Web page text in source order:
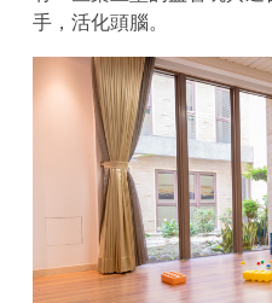
手，活化頭腦。